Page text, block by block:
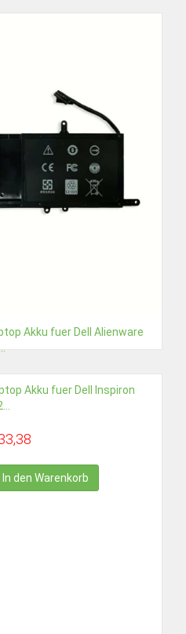
Akku fuer Dell Alienware
Akku fuer Dell Inspiron
In den Warenkorb